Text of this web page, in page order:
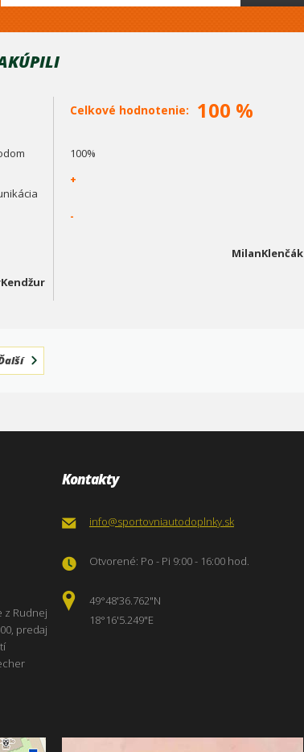
Celkové hodnotenie: 100 %
100%
+
-
MilanKlenčák
z Rudnej
predaj
Kontakty
info@sportovniautodoplnky.sk
Otvorené: Po - Pi 9:00 - 16:00 hod.
49°48'36.762"N
18°16'5.249"E